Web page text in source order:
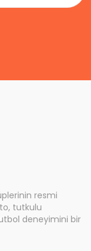
resmi
tutkulu
deneyimini bir